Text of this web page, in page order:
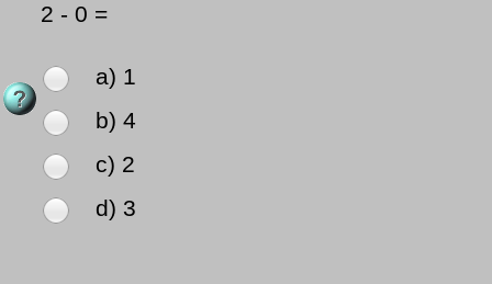
2 - 0 =
a) 1
b) 4
c) 2
d) 3